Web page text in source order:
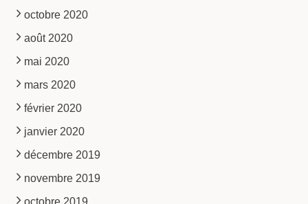
octobre 2020
août 2020
mai 2020
mars 2020
février 2020
janvier 2020
décembre 2019
novembre 2019
octobre 2019